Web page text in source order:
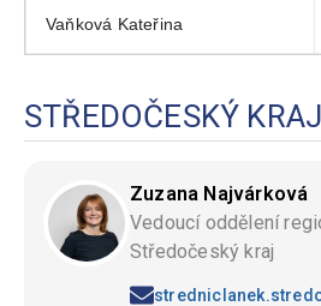
Vaňková Kateřina
STŘEDOČESKÝ KRAJ
Zuzana Najvárková
Vedoucí oddělení
Středočeský kraj